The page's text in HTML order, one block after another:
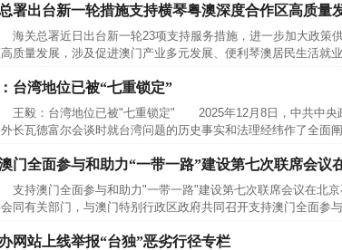
署出台新一轮措施支持横琴粤澳深度合作区高质量
关总署近日出台新一轮23项支持服务措施，进一步加大政策
质量发展，涉及促进澳门产业多元发展、便利琴澳居民生活就
台湾地位已被“七重锁定”
毅：台湾地位已被"七重锁定" 2025年12月8日，中共中央
外长瓦德富尔会谈时就台湾问题的历史事实和法理经纬作了全
门全面参与和助力“一带一路”建设第七次联席会议
持澳门全面参与和助力"一带一路"建设第七次联席会议在北
同有关部门，与澳门特别行政区政府共同召开支持澳门全面参
网站上线举报“台独”恶劣行径专栏